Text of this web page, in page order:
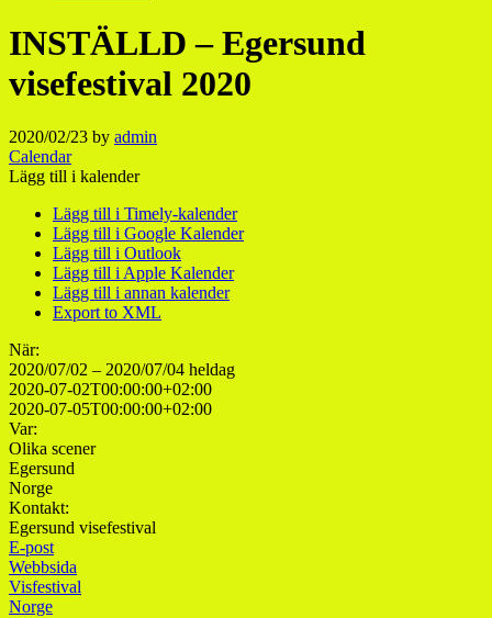
INSTÄLLD – Egersund
visefestival 2020
2020/02/23 by admin
Calendar
Lägg till i kalender
Lägg till i Timely-kalender
Lägg till i Google Kalender
Lägg till i Outlook
Lägg till i Apple Kalender
Lägg till i annan kalender
Export to XML
När:
2020/07/02 – 2020/07/04 heldag
2020-07-02T00:00:00+02:00
2020-07-05T00:00:00+02:00
Var:
Olika scener
Egersund
Norge
Kontakt:
Egersund visefestival
E-post
Webbsida
Visfestival
Norge